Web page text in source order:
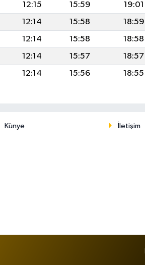
12:15 15:59 19:01
12:14 15:58 18:59
12:14 15:58 18:58
12:14 15:57 18:57
12:14 15:56 18:55
Künye İletişim